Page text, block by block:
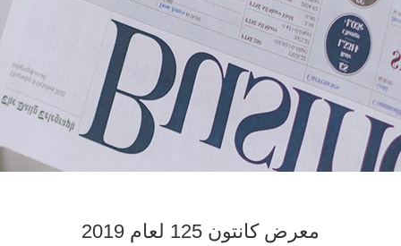
معرض كانتون 125 لعام 2019